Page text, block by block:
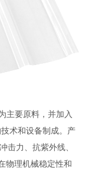
主要原料，并加入
术和设备制成。产
击力、抗紫外线、
物理机械稳定性和